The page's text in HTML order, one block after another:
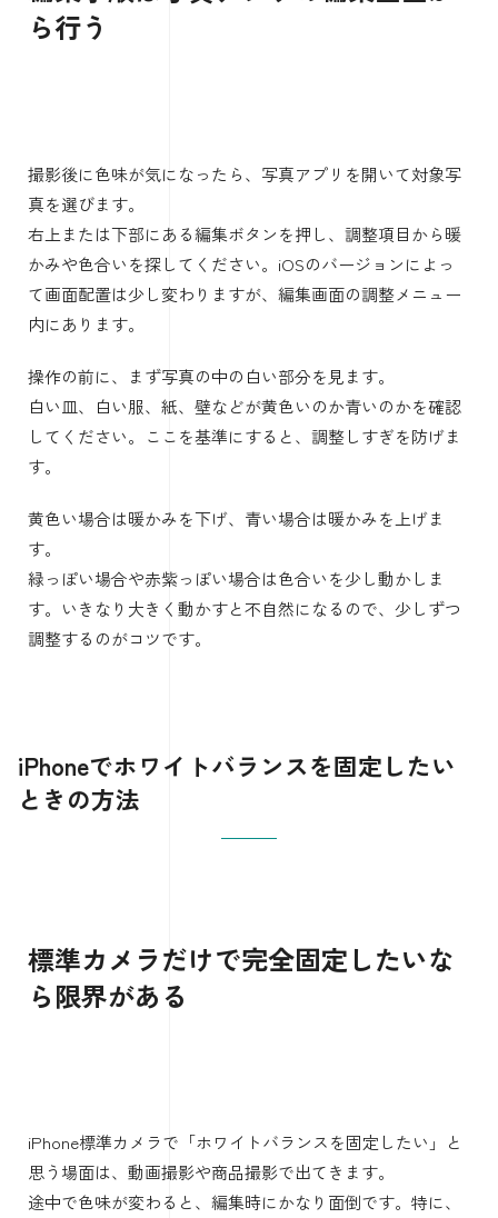
みを上げます。まずはここから触ると、かなり直しやすい
です。
合いを調整すると自然に近づきます。暖かみだけで直らな
いときに使うとよいでしょう。
編集手順は写真アプリの編集画面か
ら行う
撮影後に色味が気になったら、写真アプリを開いて対象写
真を選びます。
操作の前に、まず写真の中の白い部分を見ます。
白い皿、白い服、紙、壁などが黄色いのか青いのかを確認
す。
緑っぽい場合や赤紫っぽい場合は色合いを少し動かしま
す。いきなり大きく動かすと不自然になるので、少しずつ